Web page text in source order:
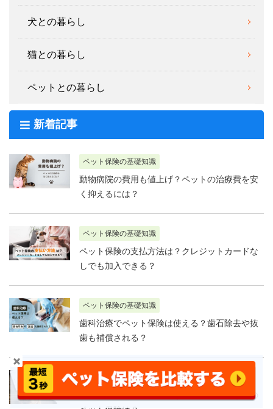
犬との暮らし
猫との暮らし
ペットとの暮らし
新着記事
ペット保険の基礎知識
動物病院の費用も値上げ？ペットの治療費を安
く抑えるには？
ペット保険の基礎知識
ペット保険の支払方法は？クレジットカードな
しでも加入できる？
ペット保険の基礎知識
歯科治療でペット保険は使える？歯石除去や抜
歯も補償される？
ペット保険の基礎知識
ペット保険は即日加入できる？待機期間なしの